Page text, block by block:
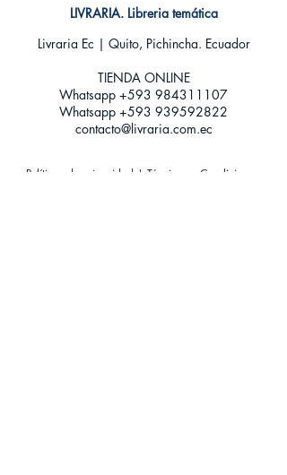
LIVRARIA. Libreria temática
Livraria Ec | Quito, Pichincha. Ecuador
TIENDA ONLINE​
Whatsapp +593 984311107
Whatsapp +593 939592822
contacto@livraria.com.ec
Políticas de privacidad | Términos y Condiciones